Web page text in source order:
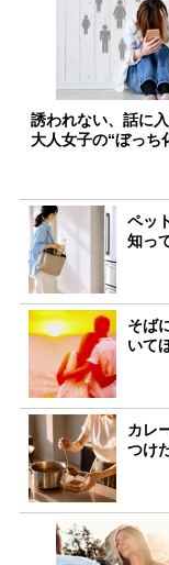
誘われない、話に
大人女子の“ぼっち
ペッ
知っ
そば
いて
カレ
つけ